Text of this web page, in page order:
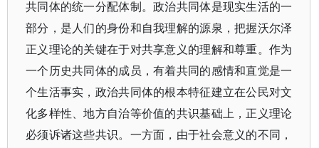
共同体的统一分配体制。政治共同体是现实生活的一
部分，是人们的身份和自我理解的源泉，把握沃尔泽
正义理论的关键在于对共享意义的理解和尊重。作为
一个历史共同体的成员，有着共同的感情和直觉是一
个生活事实，政治共同体的根本特征建立在公民对文
化多样性、地方自治等价值的共识基础上，正义理论
必须诉诸这些共识。一方面，由于社会意义的不同，